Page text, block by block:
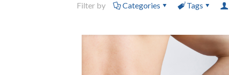
Filter by Categories Tags